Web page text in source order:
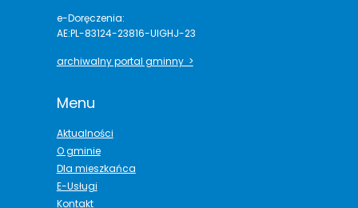
e-Doręczenia:
AE:PL-83124-23816-UIGHJ-23
archiwalny portal gminny >
Menu
Aktualności
O gminie
Dla mieszkańca
E-Usługi
Kontakt